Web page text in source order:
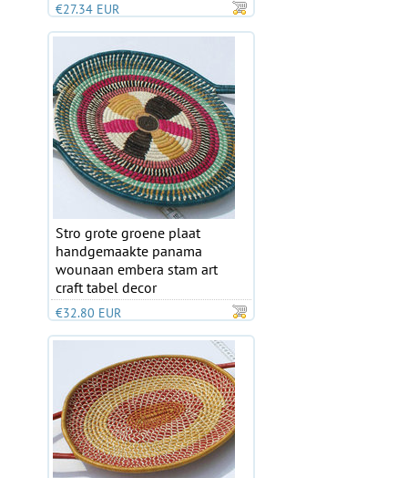
€27.34 EUR
Stro grote groene plaat
handgemaakte panama
wounaan embera stam art
craft tabel decor
€32.80 EUR